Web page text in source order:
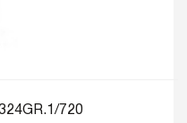
720